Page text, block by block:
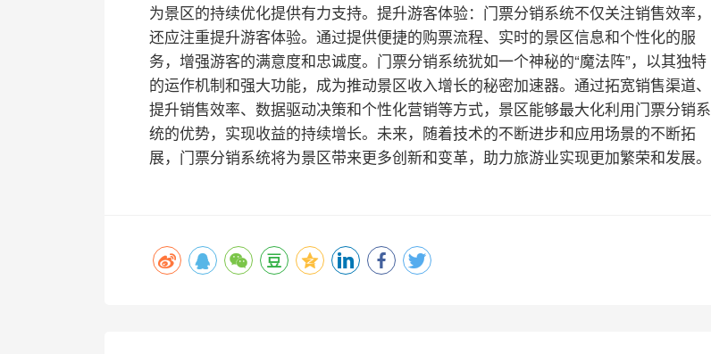
为景区的持续优化提供有力支持。 提升游客体验：门票分销系统不仅关注销售效率，
还应注重提升游客体验。通过提供便捷的购票流程、实时的景区信息和个性化的服
务，增强游客的满意度和忠诚度。 门票分销系统犹如一个神秘的“魔法阵”，以其独特
的运作机制和强大功能，成为推动景区收入增长的秘密加速器。通过拓宽销售渠道、
提升销售效率、数据驱动决策和个性化营销等方式，景区能够最大化利用门票分销系
统的优势，实现收益的持续增长。未来，随着技术的不断进步和应用场景的不断拓
展，门票分销系统将为景区带来更多创新和变革，助力旅游业实现更加繁荣和发展。